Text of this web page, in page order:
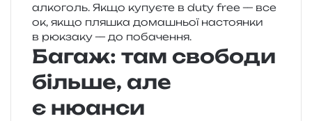
алко­голь. Якщо купу­є­те в duty free — все
ок, якщо пля­шка дома­шньої насто­ян­ки
в рюк­за­ку — до побачення.
Багаж: там свободи
більше, але
є нюанси